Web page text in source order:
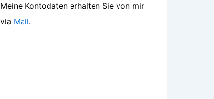
Meine Kontodaten erhalten Sie von mir
via Mail.